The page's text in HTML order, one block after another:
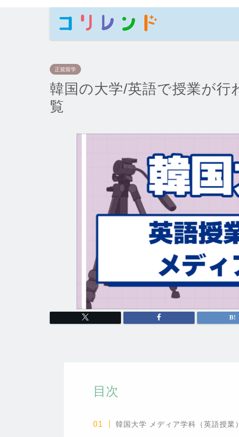
正規留学
韓国の大学/英語で授業が行
覧
目次
韓国大学 メディア学科（英語授業）